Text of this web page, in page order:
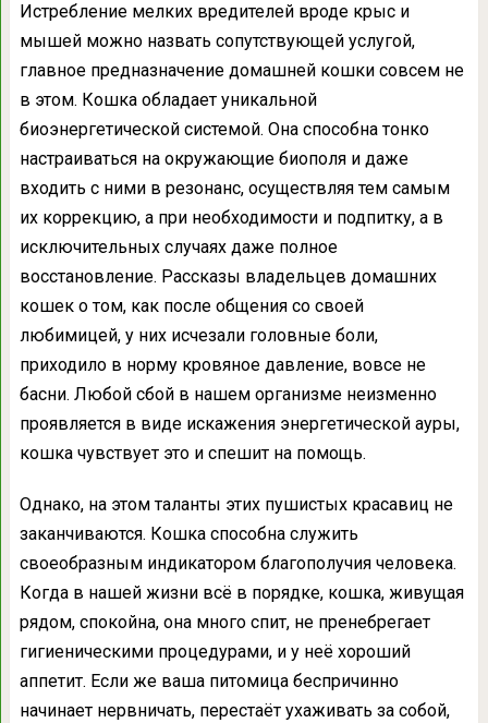
Истребление мелких вредителей вроде крыс и
мышей можно назвать сопутствующей услугой,
главное предназначение домашней кошки совсем не
в этом. Кошка обладает уникальной
биоэнергетической системой. Она способна тонко
настраиваться на окружающие биополя и даже
входить с ними в резонанс, осуществляя тем самым
их коррекцию, а при необходимости и подпитку, а в
исключительных случаях даже полное
восстановление. Рассказы владельцев домашних
кошек о том, как после общения со своей
любимицей, у них исчезали головные боли,
приходило в норму кровяное давление, вовсе не
басни. Любой сбой в нашем организме неизменно
проявляется в виде искажения энергетической ауры,
кошка чувствует это и спешит на помощь.
Однако, на этом таланты этих пушистых красавиц не
заканчиваются. Кошка способна служить
своеобразным индикатором благополучия человека.
Когда в нашей жизни всё в порядке, кошка, живущая
рядом, спокойна, она много спит, не пренебрегает
гигиеническими процедурами, и у неё хороший
аппетит. Если же ваша питомица беспричинно
начинает нервничать, перестаёт ухаживать за собой,